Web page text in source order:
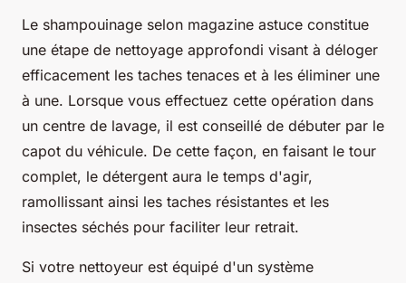
Le shampouinage selon magazine astuce constitue
une étape de nettoyage approfondi visant à déloger
efficacement les taches tenaces et à les éliminer une
à une. Lorsque vous effectuez cette opération dans
un centre de lavage, il est conseillé de débuter par le
capot du véhicule. De cette façon, en faisant le tour
complet, le détergent aura le temps d'agir,
ramollissant ainsi les taches résistantes et les
insectes séchés pour faciliter leur retrait.
Si votre nettoyeur est équipé d'un système